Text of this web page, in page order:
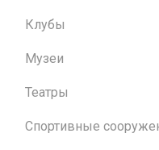
Клубы
Музеи
Театры
Спортивные